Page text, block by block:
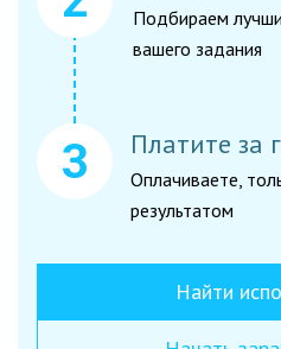
Подбираем
вашего задания
Платите за
Оплачиваете,
результатом
Найти